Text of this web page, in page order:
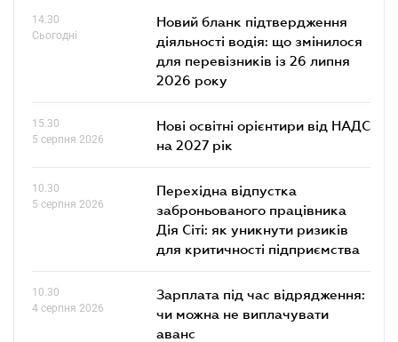
14.30
Сьогодні
Новий бланк підтвердження
діяльності водія: що змінилося
для перевізників із 26 липня
2026 року
15.30
5 серпня 2026
Нові освітні орієнтири від НАДС
на 2027 рік
10.30
5 серпня 2026
Перехідна відпустка
заброньованого працівника
Дія Сіті: як уникнути ризиків
для критичності підприємства
10.30
4 серпня 2026
Зарплата під час відрядження:
чи можна не виплачувати
аванс